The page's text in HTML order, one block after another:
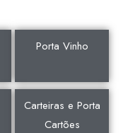
Porta Vinho
Carteiras e Porta
Cartões